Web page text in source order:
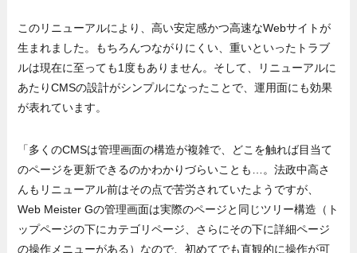
このリニューアルにより、高い安定感かつ高速なWebサイトが
生まれました。もちろんつながりにくい、重いといったトラブ
ルは現在に至っても1度もありません。そして、リニューアルに
あたりCMSの設計がシンプルになったことで、運用面にも効果
が表れています。
「多くのCMSは管理画面の構造が複雑で、どこを触れば目当て
のページを更新できるのかわかりづらいことも…。法政中高さ
んもリニューアル前はその点で苦労されていたようですが、
Web Meister Gの管理画面は実際のページと同じツリー構造（ト
ップページの下にカテゴリページ、さらにその下に詳細ページ
の操作メニューがある）なので、初めてでも直観的に操作が可